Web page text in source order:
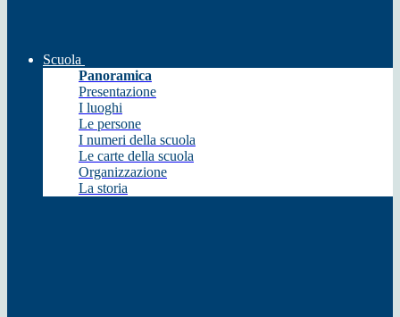
Scuola
Panoramica
Presentazione
I luoghi
Le persone
I numeri della scuola
Le carte della scuola
Organizzazione
La storia